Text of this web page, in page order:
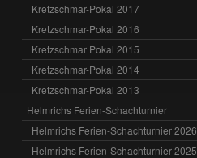
Kretzschmar-Pokal 2017
Kretzschmar-Pokal 2016
Kretzschmar Pokal 2015
Kretzschmar-Pokal 2014
Kretzschmar-Pokal 2013
Helmrichs Ferien-Schachturnier
Helmrichs Ferien-Schachturnier 2026
Helmrichs Ferien-Schachturnier 2025